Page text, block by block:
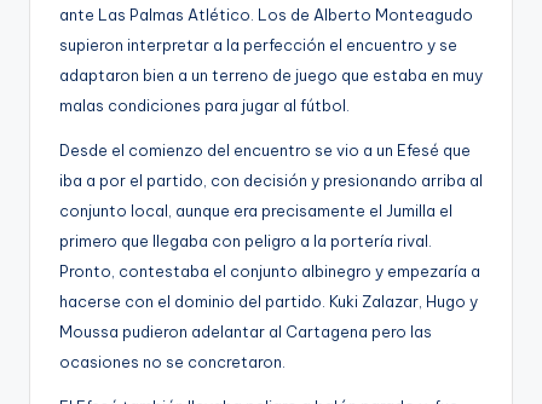
ante Las Palmas Atlético. Los de Alberto Monteagudo
supieron interpretar a la perfección el encuentro y se
adaptaron bien a un terreno de juego que estaba en muy
malas condiciones para jugar al fútbol.
Desde el comienzo del encuentro se vio a un Efesé que
iba a por el partido, con decisión y presionando arriba al
conjunto local, aunque era precisamente el Jumilla el
primero que llegaba con peligro a la portería rival.
Pronto, contestaba el conjunto albinegro y empezaría a
hacerse con el dominio del partido. Kuki Zalazar, Hugo y
Moussa pudieron adelantar al Cartagena pero las
ocasiones no se concretaron.